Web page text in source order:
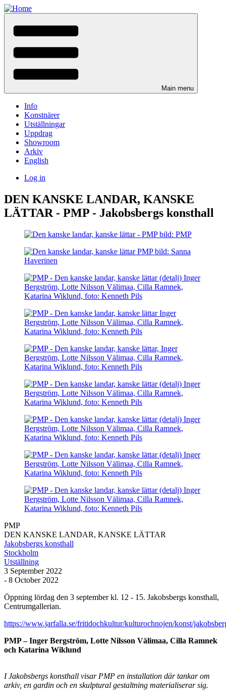
Skip
to
main
content
Main menu
Info
Konstnärer
Utställningar
Uppdrag
Showroom
Arkiv
English
menu
Log in
DEN KANSKE LANDAR, KANSKE
LÄTTAR - PMP - Jakobsbergs konsthall
PMP
DEN KANSKE LANDAR, KANSKE LÄTTAR
Jakobsbergs konsthall
Stockholm
Utställning
3 September 2022
- 8 October 2022
Öppning lördag den 3 september kl. 12 - 15. Jakobsbergs konsthall,
Centrumgallerian.
https://www.jarfalla.se/fritidochkultur/kulturochnojen/konst/
PMP – Inger Bergström, Lotte Nilsson Välimaa, Cilla Ramnek
och Katarina Wiklund
I Jakobsbergs konsthall visar PMP en installation där tankar om
arkiv, en gardin och en skulptural gestaltning materialiserar sig.